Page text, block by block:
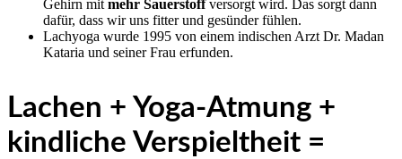
Gehirn mit mehr Sauerstoffversorgt wird. Das sorgt dann
dafür, dass wir uns fitter und gesünder fühlen.
Lachyoga wurde 1995 von einem indischen Arzt Dr. Madan
Kataria und seiner Frau erfunden.
Lachen + Yoga-Atmung +
kindliche Verspieltheit =